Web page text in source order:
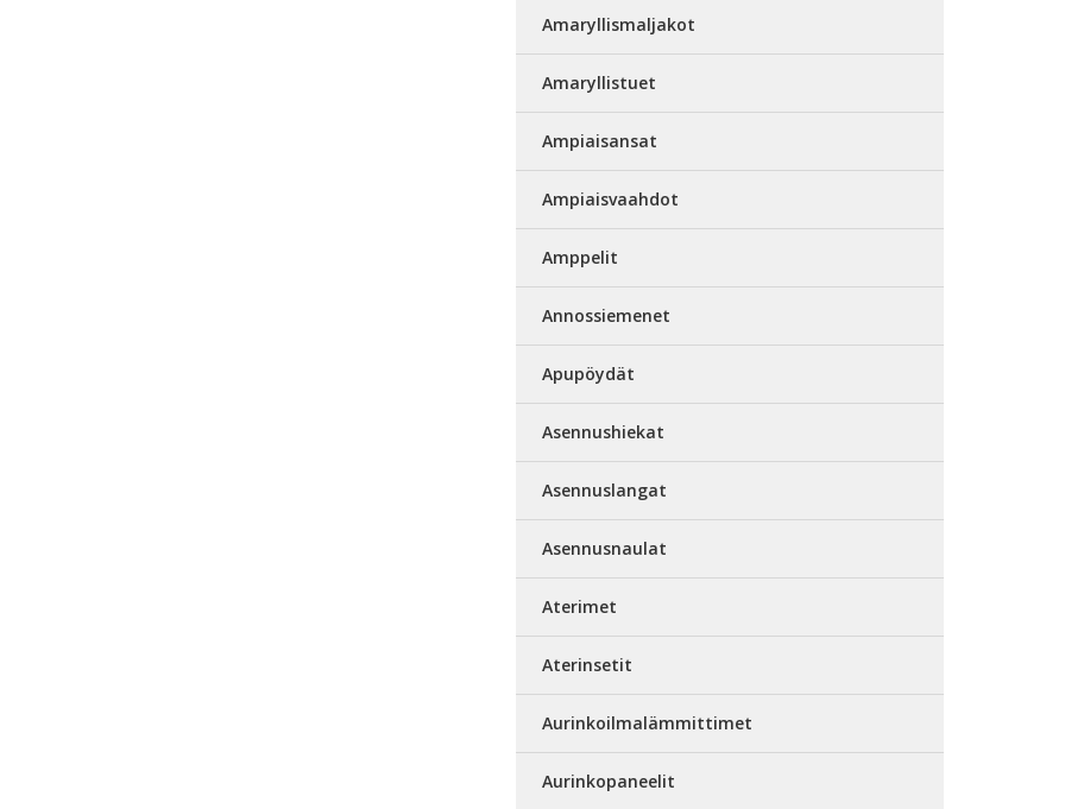
Amaryllismaljakot
Amaryllistuet
Ampiaisansat
Ampiaisvaahdot
Amppelit
Annossiemenet
Apupöydät
Asennushiekat
Asennuslangat
Asennusnaulat
Aterimet
Aterinsetit
Aurinkoilmalämmittimet
Aurinkopaneelit